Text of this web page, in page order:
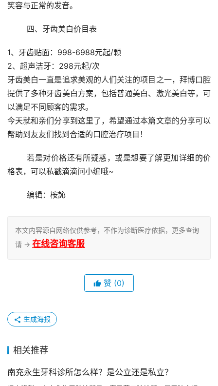
笑容与正常的发音。
	四、牙齿美白价目表
1、牙齿贴面：998-6988元起/颗
2、超声洁牙：298元起/次
牙齿美白一直是追求美观的人们关注的项目之一，拜博口腔
提供了多种牙齿美白方案，包括普通美白、激光美白等，可
以满足不同顾客的需求。
今天就和亲们分享到这里了，希望通过本篇文章的分享可以
帮助到友友们找到合适的口腔治疗项目！
	若是对价格还有所疑惑，或是想要了解更加详细的价
格表，可以私戳滴滴问小编哦~
	编辑：桉訫
本文内容源自网络仅供参考，不作为诊断医疗依据，更多查询
请 → 在线咨询客服
赞 (0)
生成海报
相关推荐
南充永生牙科诊所怎么样？是公立还是私立？